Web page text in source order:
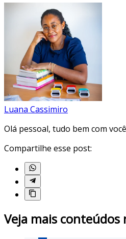
Luana Cassimiro
Olá pessoal, tudo bem com
Compartilhe esse post:
Veja mais conteúdos